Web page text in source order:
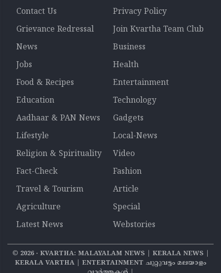
Contact Us
Privacy Policy
Grievance Redressal
Join Kvartha Team Club
News
Business
Jobs
Health
Food & Recipes
Entertainment
Education
Technology
Aadhaar & PAN News
Gadgets
Lifestyle
Local-News
Religion & Spirituality
Video
Fact-Check
Fashion
Travel & Tourism
Article
Agriculture
Special
Latest News
Webstories
© 2026‧ KVARTHA: MALAYALAM NEWS | KERALA NEWS |
KERALA VARTHA | ENTERTAINMENT ചുറ്റുവട്ടം മലയാളം